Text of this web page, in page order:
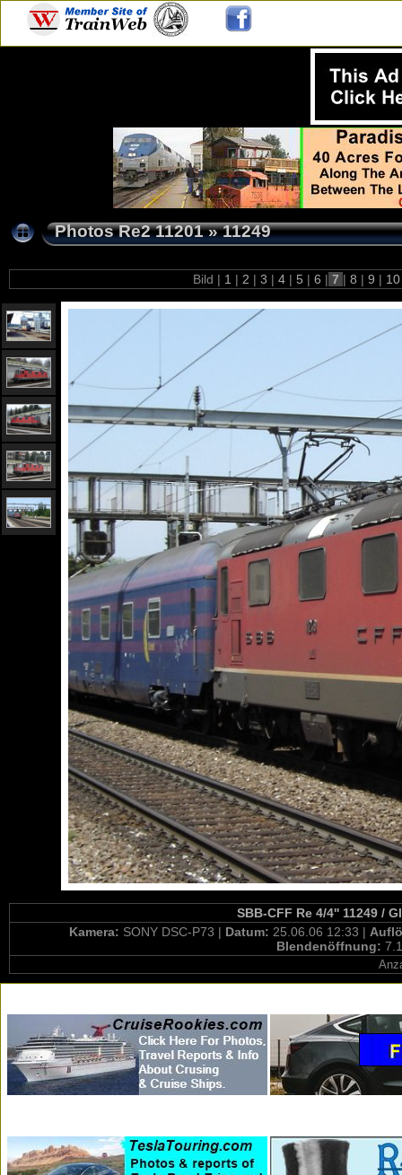
Photos Re2 11201»11249
Bild | 1 | 2 | 3 | 4 | 5 | 6 | 7 | 8 | 9 |
SBB-CFF Re 4/4'' 11249 /
Kamera: SONY DSC-P73 | Datum: 25.06.06 12:33 |
Blendenöffnung: